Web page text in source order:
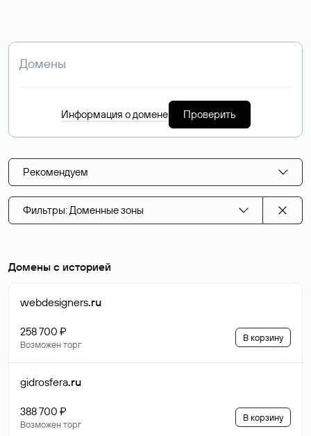
Информация о домене Проверить
Рекомендуем
Фильтры: Доменные зоны
Домены с историей
webdesigners.ru
258 700 ₽
Возможен торг
В корзину
gidrosfera.ru
388 700 ₽
Возможен торг
В корзину